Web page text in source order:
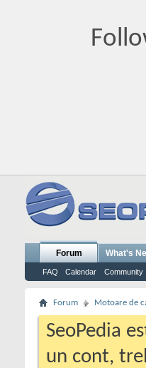
Forum
FAQ Calendar Community
What's
Forum Motoare de
SeoPedia
un cont,